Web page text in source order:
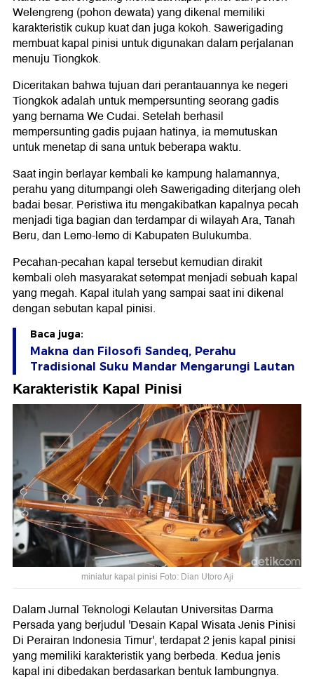
Welengreng (pohon dewata) yang dikenal memiliki
karakteristik cukup kuat dan juga kokoh. Sawerigading
membuat kapal pinisi untuk digunakan dalam perjalanan
menuju Tiongkok.
Diceritakan bahwa tujuan dari perantauannya ke negeri
Tiongkok adalah untuk mempersunting seorang gadis
yang bernama We Cudai. Setelah berhasil
mempersunting gadis pujaan hatinya, ia memutuskan
untuk menetap di sana untuk beberapa waktu.
Saat ingin berlayar kembali ke kampung halamannya,
perahu yang ditumpangi oleh Sawerigading diterjang oleh
badai besar. Peristiwa itu mengakibatkan kapalnya pecah
menjadi tiga bagian dan terdampar di wilayah Ara, Tanah
Beru, dan Lemo-lemo di Kabupaten Bulukumba.
Pecahan-pecahan kapal tersebut kemudian dirakit
kembali oleh masyarakat setempat menjadi sebuah kapal
yang megah. Kapal itulah yang sampai saat ini dikenal
dengan sebutan kapal pinisi.
Baca juga:
Makna dan Filosofi Sandeq, Perahu
Tradisional Suku Mandar Mengarungi Lautan
Karakteristik Kapal Pinisi
miniatur kapal pinisi Foto: Dian Utoro Aji
Dalam Jurnal Teknologi Kelautan Universitas Darma
Persada yang berjudul 'Desain Kapal Wisata Jenis Pinisi
Di Perairan Indonesia Timur', terdapat 2 jenis kapal pinisi
yang memiliki karakteristik yang berbeda. Kedua jenis
kapal ini dibedakan berdasarkan bentuk lambungnya.